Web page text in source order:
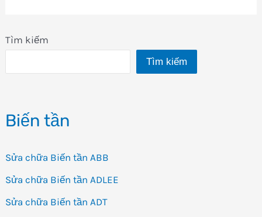
Tìm kiếm
Tìm kiếm
Biến tần
Sửa chữa Biến tần ABB
Sửa chữa Biến tần ADLEE
Sửa chữa Biến tần ADT